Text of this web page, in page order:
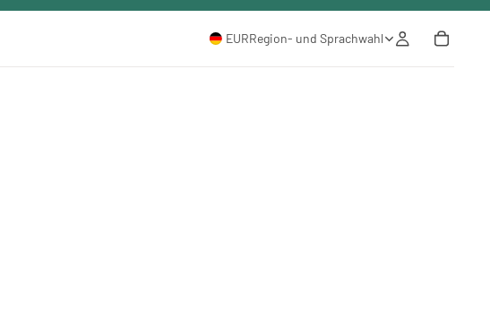
EURRegion- und Sprachwahl